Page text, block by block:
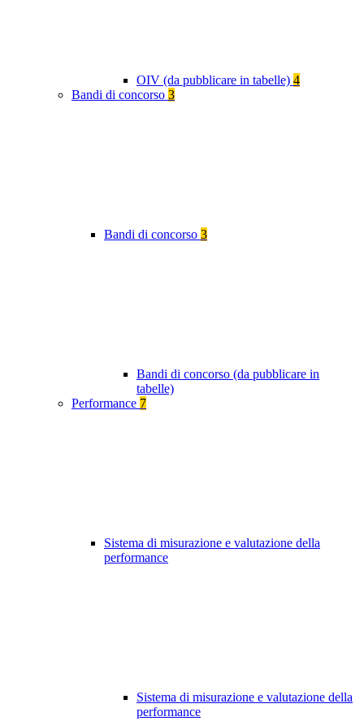
OIV (da pubblicare in tabelle) 4
Bandi di concorso 3
Bandi di concorso 3
Bandi di concorso (da pubblicare in
tabelle)
Performance 7
Sistema di misurazione e valutazione della
performance
Sistema di misurazione e valutazione della
performance